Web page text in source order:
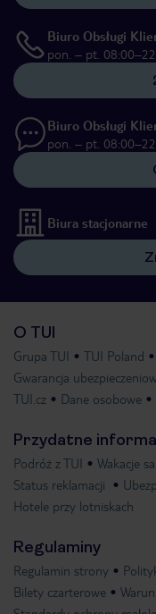
Biuro Obsługi
pon. – pt.
Biuro Obsługi
pon. – pt.
Biura stacjonarne
O TUI
Grupa TUI TUI Poland
Gwarancja
TUI.cz
Dane osobowe
Przydatne
Podróż z TUI Wakacje
Status reklamacji
Hotele przy lotniskach
Regulaminy
Regulamin strony
Bilety czarterowe